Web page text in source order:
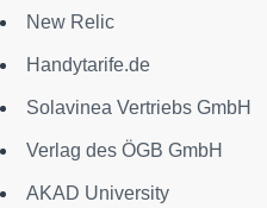
New Relic
Handytarife.de
Solavinea Vertriebs GmbH
Verlag des ÖGB GmbH
AKAD University